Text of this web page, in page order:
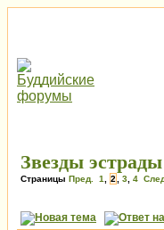
Звезды
Страницы Пред. 1 2 3 4